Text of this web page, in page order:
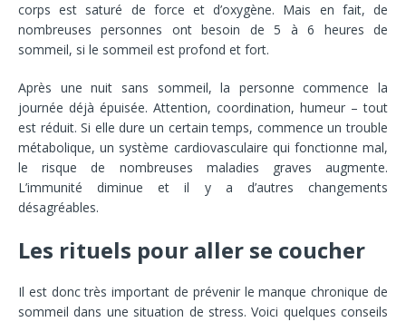
corps est saturé de force et d’oxygène. Mais en fait, de
nombreuses personnes ont besoin de 5 à 6 heures de
sommeil, si le sommeil est profond et fort.
Après une nuit sans sommeil, la personne commence la
journée déjà épuisée. Attention, coordination, humeur – tout
est réduit. Si elle dure un certain temps, commence un trouble
métabolique, un système cardiovasculaire qui fonctionne mal,
le risque de nombreuses maladies graves augmente.
L’immunité diminue et il y a d’autres changements
désagréables.
Les rituels pour aller se coucher
Il est donc très important de prévenir le manque chronique de
sommeil dans une situation de stress. Voici quelques conseils